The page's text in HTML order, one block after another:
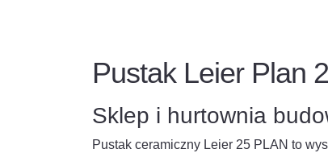
Pustak Leier Plan
Sklep i hurtownia
Pustak ceramiczny Leier 25 PLAN to